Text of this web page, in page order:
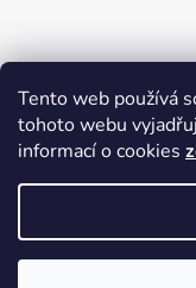
Tento web používá
tohoto webu
informací o cookies
Zboží.cz